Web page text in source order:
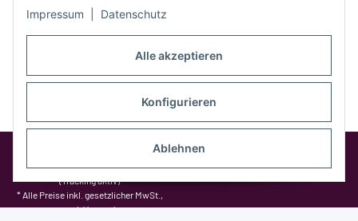
Alle akzeptieren
Konfigurieren
Ablehnen
Impressum Datenschutz
Status:
Opt-Out-Cookie ist nicht gesetzt
(Tracking aktiv)
* Alle Preise inkl. gesetzlicher MwSt.,
zzgl.Versand